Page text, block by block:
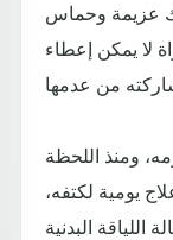
عزيمة وحماس
لا يمكن إعطاء
ومنذ اللحظة
يومية لكتفه،